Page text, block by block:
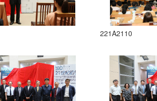
221A2110